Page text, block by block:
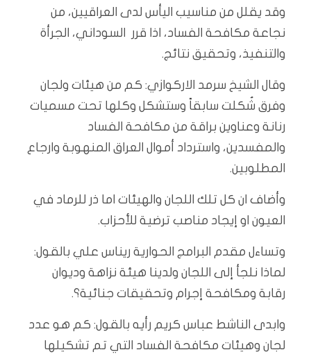
وقد يقلل من مناسيب اليأس لدى العراقيين، من
نجاعة مكافحة الفساد، اذا قرر السوداني، الجرأة
والتنفيذ، وتحقيق نتائج.
وقال الشيخ سرمد الاركوازي: كم من هيئات ولجان
وفرق شُكلت سابقاً وستشكل وكلها تحت مسميات
رنانة وعناوين براقة من مكافحة الفساد
والمفسدين، واسترداد أموال العراق المنهوبة وارجاع
المطلوبين.
وأضاف ان كل تلك اللجان والهيئات اما ذر للرماد في
العيون او إيجاد مناصب ترضية للأحزاب.
وتساءل مقدم البرامج الحوارية ريناس علي بالقول:
لماذا نلجأ إلى اللجان ولدينا هيئة نزاهة وديوان
رقابة ومكافحة إجرام وتحقيقات جنائية؟.
وابدى الناشط عباس كريم رأيه بالقول: كم هو عدد
لجان وهيئات مكافحة الفساد التي تم تشكيلها